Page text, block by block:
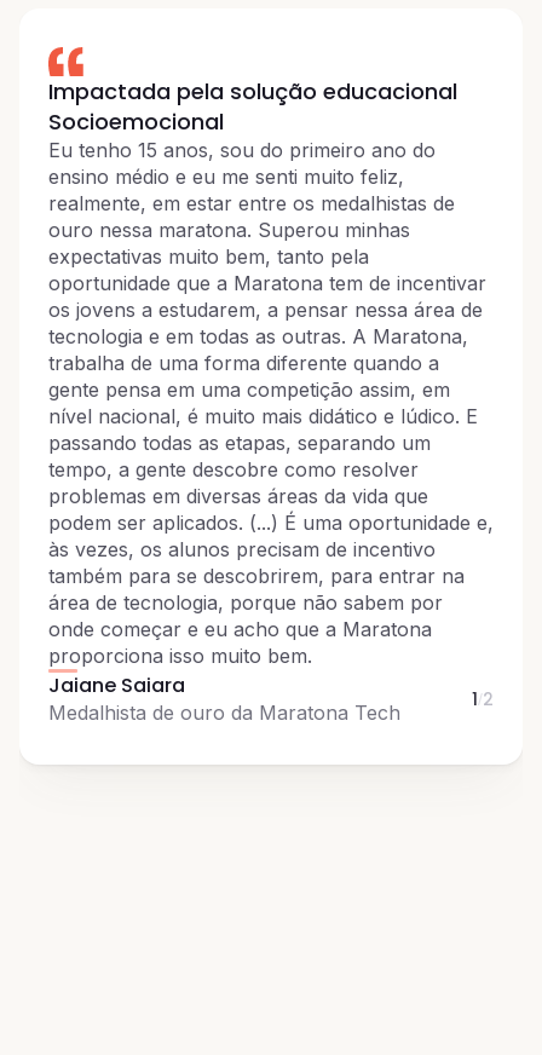
Impactada pela solução educacional
Socioemocional
Eu tenho 15 anos, sou do primeiro ano do
ensino médio e eu me senti muito feliz,
realmente, em estar entre os medalhistas de
ouro nessa maratona. Superou minhas
expectativas muito bem, tanto pela
oportunidade que a Maratona tem de incentivar
os jovens a estudarem, a pensar nessa área de
tecnologia e em todas as outras. A Maratona,
trabalha de uma forma diferente quando a
gente pensa em uma competição assim, em
nível nacional, é muito mais didático e lúdico. E
passando todas as etapas, separando um
tempo, a gente descobre como resolver
problemas em diversas áreas da vida que
podem ser aplicados. (...) É uma oportunidade e,
às vezes, os alunos precisam de incentivo
também para se descobrirem, para entrar na
área de tecnologia, porque não sabem por
onde começar e eu acho que a Maratona
proporciona isso muito bem.
Jaiane Saiara
Medalhista de ouro da Maratona Tech
1/2